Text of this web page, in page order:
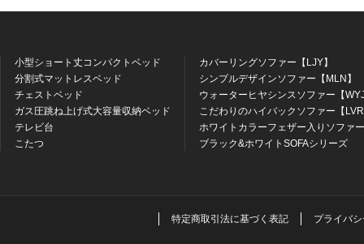
小型ショート丈コンパクトベッド
分割式マットレスベッド
チェストベッド
ガス圧跳ね上げ式大容量収納ベッド
テレビ台
こたつ
カバーリングソファー【LJY】
シンプルデザインソファー【MLN】
ウォーターヒヤシンスソファー【
こだわりのハイバックソファー【
ホワイトカラーフェザー入りソファ
ブラック&ホワイトSOFAシリーズ
特定商取引法に基づく表記 プライバ